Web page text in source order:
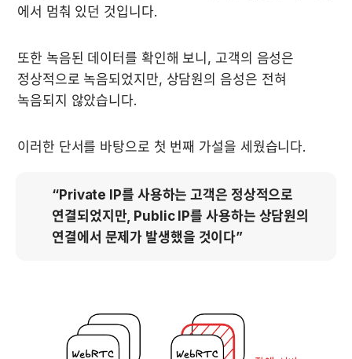
에서 멈춰 있던 것입니다.
또한 녹음된 데이터를 확인해 보니, 고객의 음성은
정상적으로 녹음되었지만, 상담원의 음성은 전혀
녹음되지 않았습니다.
이러한 단서를 바탕으로 첫 번째 가설을 세웠습니다.
“Private IP를 사용하는 고객은 정상적으로
연결되었지만, Public IP를 사용하는 상담원의
연결에서 문제가 발생했을 것이다”